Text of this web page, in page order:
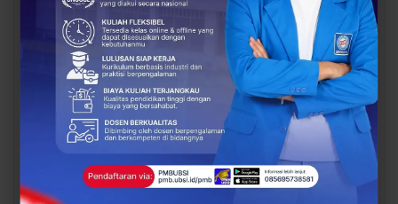
Siap Kuliah Berkualitas?
UBSI Cengkareng Gelar
Open Booth Spesial
dengan Beasiswa…
Lulusan Berdaya Saing
Dimulai dari
Kompetensi, UBSI
Kampus Cikampek
Bekali Mahasiswa…